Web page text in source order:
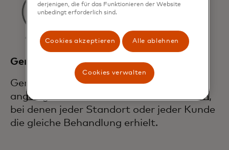
Genauigkeit
Genaue Kontrollgruppen sind für gross
angelegte Initiativen schwer aufzubauen,
bei denen jeder Standort oder jeder Kunde
die gleiche Behandlung erhielt.
derjenigen, die für das Funktionieren der Website
unbedingt erforderlich sind.
Cookies akzeptieren Alle ablehnen
Cookies verwalten